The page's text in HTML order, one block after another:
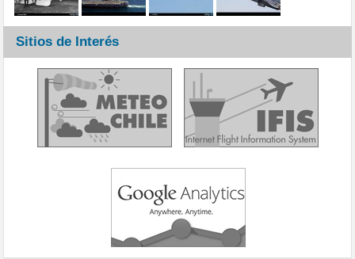
Sitios de Interés